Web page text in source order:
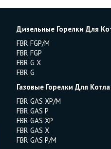
Дизельные Горелки Для
FBR FGP/M
FBR FGP
FBR G X
FBR G
Газовые Горелки Для Котла
FBR GAS XP/M
FBR GAS P
FBR GAS XP
FBR GAS X
FBR GAS P/M